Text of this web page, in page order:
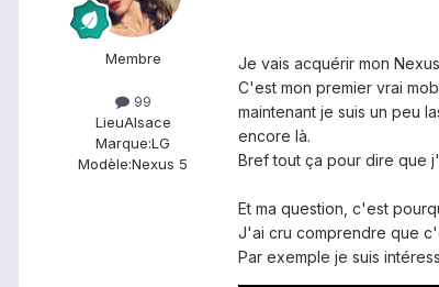
Membre
99
LieuAlsace
Marque:LG
Modèle:Nexus 5
Je vais acquérir mon
C'est mon premier vrai
maintenant je suis un peu
encore là.
Bref tout ça pour dire que
Et ma question, c'est
J'ai cru comprendre que
Par exemple je suis